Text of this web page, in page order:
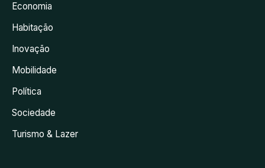
Economia
Habitação
Inovação
Mobilidade
Política
Sociedade
Turismo & Lazer